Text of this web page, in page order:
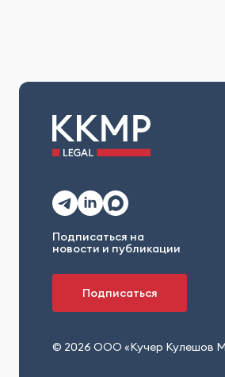
Подписаться на
новости и публикации
Подписаться
© 2026 ООО «Кучер Кулешов